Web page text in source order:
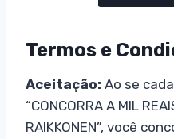
Termos e
Aceitação: Ao se
“CONCORRA A MIL
RAIKKONEN”, você